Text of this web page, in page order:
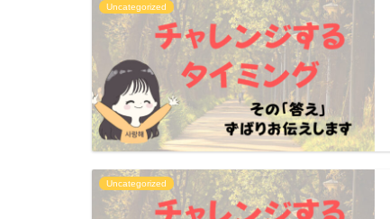
Uncategorized
Uncategorized